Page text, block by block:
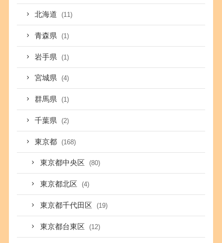
北海道 (11)
青森県 (1)
岩手県 (1)
宮城県 (4)
群馬県 (1)
千葉県 (2)
東京都 (168)
東京都中央区 (80)
東京都北区 (4)
東京都千代田区 (19)
東京都台東区 (12)